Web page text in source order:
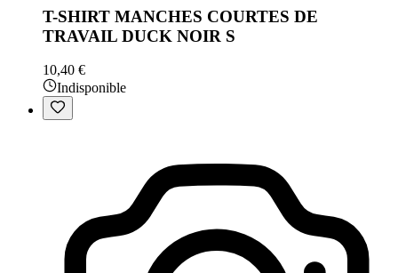
T-SHIRT MANCHES COURTES DE
TRAVAIL DUCK NOIR S
10,40 €
Indisponible